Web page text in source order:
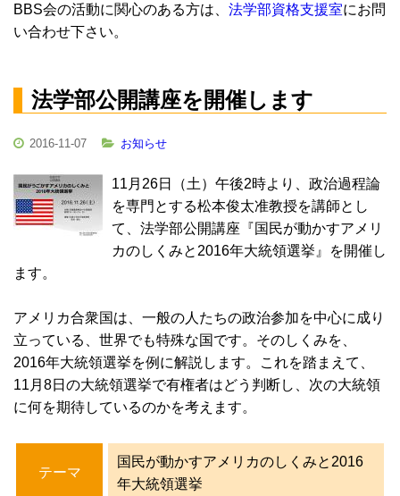
BBS会の活動に関心のある方は、 法学部資格支援室にお問
い合わせ下さい。
法学部公開講座を開催します
2016-11-07 お知らせ
11月26日（土）午後2時より、政治過程論
を専門とする松本俊太准教授を講師とし
て、法学部公開講座『国民が動かすアメリ
カのしくみと2016年大統領選挙』を開催し
ます。
アメリカ合衆国は、一般の人たちの政治参加を中心に成り
立っている、世界でも特殊な国です。そのしくみを、
2016年大統領選挙を例に解説します。これを踏まえて、
11月8日の大統領選挙で有権者はどう判断し、次の大統領
に何を期待しているのかを考えます。
テーマ
国民が動かすアメリカのしくみと2016
年大統領選挙